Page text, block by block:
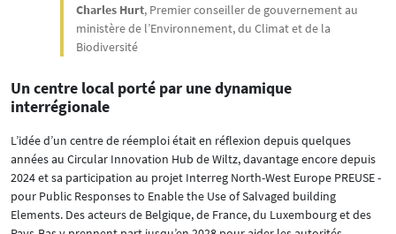
Charles Hurt, Premier conseiller de gouvernement au
ministère de l’Environnement, du Climat et de la
Biodiversité
Un centre local porté par une dynamique
interrégionale
L’idée d’un centre de réemploi était en réflexion depuis quelques
années au Circular Innovation Hub de Wiltz, davantage encore depuis
2024 et sa participation au projet Interreg North-West Europe PREUSE -
pour Public Responses to Enable the Use of Salvaged building
Elements. Des acteurs de Belgique, de France, du Luxembourg et des